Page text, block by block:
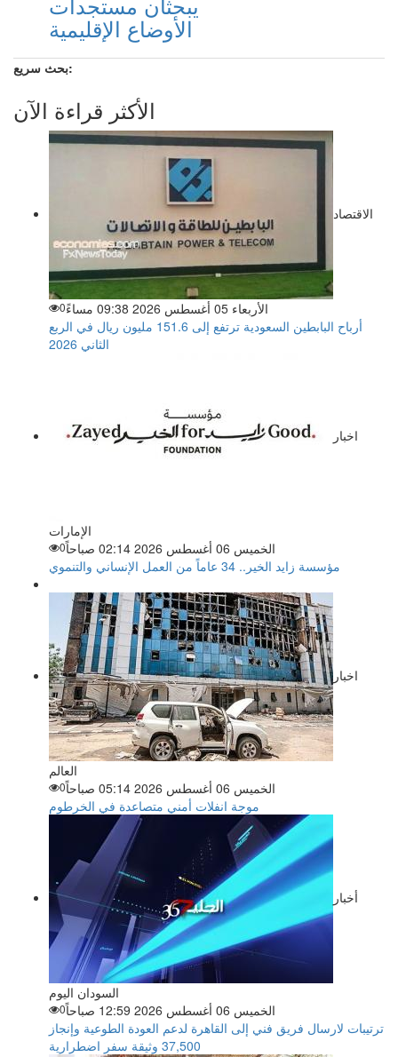
الأوضاع الإقليمية
بحث سريع:
الأكثر قراءة الآن
الاقتصاد
الأربعاء 05 أغسطس 2026 09:38 مساءً 0
أرباح البابطين السعودية ترتفع إلى 151.6 مليون ريال في الربع
الثاني 2026
اخبار
الإمارات
الخميس 06 أغسطس 2026 02:14 صباحاً
0
مؤسسة زايد الخير.. 34 عاماً من العمل الإنساني والتنموي
اخبار
العالم
الخميس 06 أغسطس 2026 05:14 صباحاً
0
موجة انفلات أمني متصاعدة في الخرطوم
أخبار
السودان اليوم
الخميس 06 أغسطس 2026 12:59 صباحاً
0
ترتيبات لارسال فريق فني إلى القاهرة لدعم العودة الطوعية وإنجاز
37,500 وثيقة سفر اضطرارية